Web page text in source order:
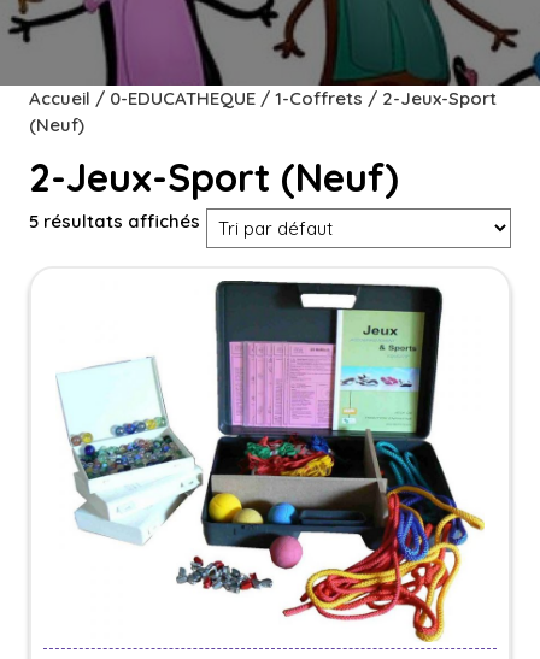
Accueil / 0-EDUCATHEQUE / 1-Coffrets / 2-Jeux-Sport
(Neuf)
2-Jeux-Sport (Neuf)
5 résultats affichés